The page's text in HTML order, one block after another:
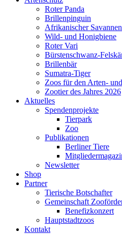
Roter Panda
Brillenpinguin
Afrikanischer
Wild- und Honigbiene
Roter Vari
Bürstenschwanz-
Brillenbär
Sumatra-Tiger
Zoos für den Arten-
Zootier des Jahres 2026
Aktuelles
Spendenprojekte
Tierpark
Zoo
Publikationen
Berliner Tiere
Newsletter
Shop
Partner
Tierische Botschafter
Gemeinschaft
Benefizkonzert
Hauptstadtzoos
Kontakt